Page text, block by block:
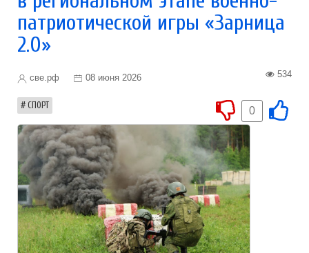
патриотической игры «Зарница
2.0»
све.рф 08 июня 2026 534
СПОРТ 0